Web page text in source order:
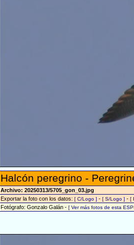
Halcón peregrino -
Archivo: 20250313/5705_gon_03.jpg
Exportar la foto con los datos: [ C/Logo ] - [ S/Logo ] - [
Fotógrafo: Gonzalo Galán - [ Ver más fotos de esta